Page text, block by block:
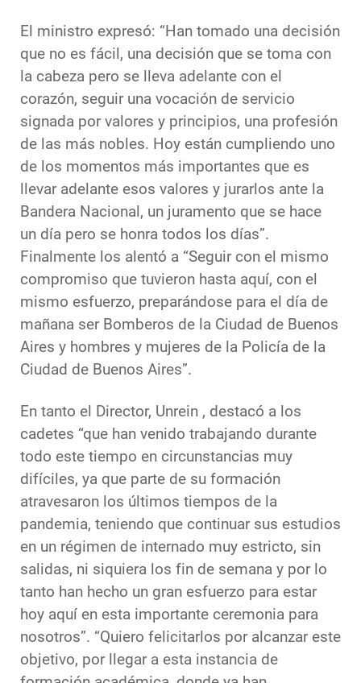
El ministro expresó: “Han tomado una decisión
que no es fácil, una decisión que se toma con
la cabeza pero se lleva adelante con el
corazón, seguir una vocación de servicio
signada por valores y principios, una profesión
de las más nobles. Hoy están cumpliendo uno
de los momentos más importantes que es
llevar adelante esos valores y jurarlos ante la
Bandera Nacional, un juramento que se hace
un día pero se honra todos los días”.
Finalmente los alentó a “Seguir con el mismo
compromiso que tuvieron hasta aquí, con el
mismo esfuerzo, preparándose para el día de
mañana ser Bomberos de la Ciudad de Buenos
Aires y hombres y mujeres de la Policía de la
Ciudad de Buenos Aires”.
En tanto el Director, Unrein , destacó a los
cadetes “que han venido trabajando durante
todo este tiempo en circunstancias muy
difíciles, ya que parte de su formación
atravesaron los últimos tiempos de la
pandemia, teniendo que continuar sus estudios
en un régimen de internado muy estricto, sin
salidas, ni siquiera los fin de semana y por lo
tanto han hecho un gran esfuerzo para estar
hoy aquí en esta importante ceremonia para
nosotros”. “Quiero felicitarlos por alcanzar este
objetivo, por llegar a esta instancia de